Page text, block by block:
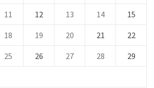
11 12 13 14 15
18 19 20 21 22
25 26 27 28 29